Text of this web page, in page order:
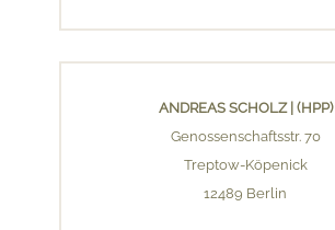
ANDREAS SCHOLZ | (HPP)
Genossenschaftsstr. 70
Treptow-Köpenick
12489 Berlin